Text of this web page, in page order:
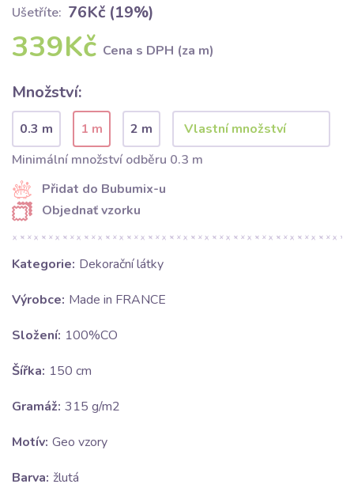
Ušetříte: 76Kč (19%)
339Kč Cena s DPH (za m)
Množství:
0.3 m 1 m
2 m
Minimální množství odběru 0.3 m
Přidat do Bubumix-u
Objednať vzorku
Kategorie: Dekorační látky
Výrobce: Made in FRANCE
Složení: 100%CO
Šířka: 150 cm
Gramáž: 315 g/m2
Motív: Geo vzory
Barva: žlutá